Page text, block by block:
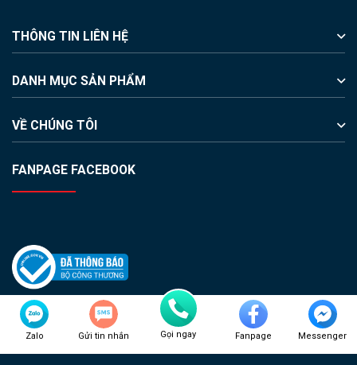
THÔNG TIN LIÊN HỆ
DANH MỤC SẢN PHẨM
VỀ CHÚNG TÔI
FANPAGE FACEBOOK
Copyright © 2023 PLANTRONICS VIET NAM.
Gọi ngay
Gửi tin nhắn Fanpage Messenger
Zalo